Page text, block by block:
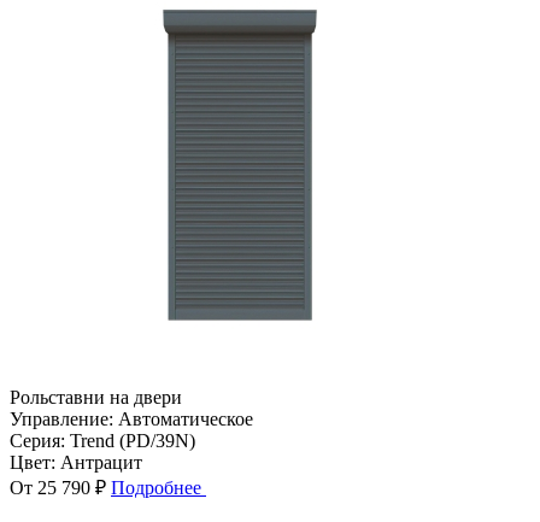
Рольставни на двери
Управление: Автоматическое
Серия: Trend (PD/39N)
Цвет: Антрацит
От 25 790 ₽ Подробнее